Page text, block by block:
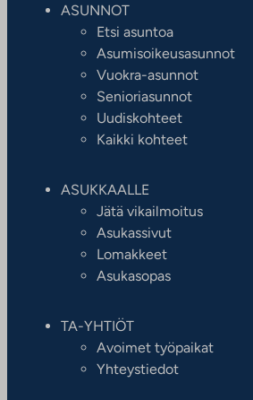
ASUNNOT
Etsi asuntoa
Asumisoikeusasunnot
Vuokra-asunnot
Senioriasunnot
Uudiskohteet
Kaikki kohteet
ASUKKAALLE
Jätä vikailmoitus
Asukassivut
Lomakkeet
Asukasopas
TA-YHTIÖT
Avoimet työpaikat
Yhteystiedot